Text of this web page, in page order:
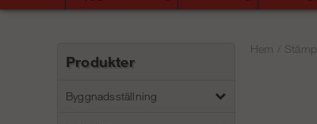
Produkter
Byggnadsställning
Hem Stämp